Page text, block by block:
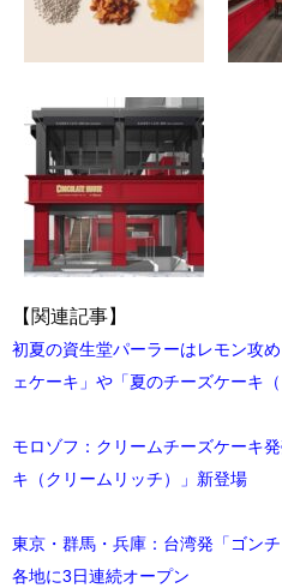
【関連記事】
初夏の資生堂パーラーはレモン攻
ェケーキ」や「夏のチーズケーキ
モロゾフ：クリームチーズケーキ
キ（クリームリッチ）」新登場
東京・群馬・兵庫：台湾発「ゴン
各地に3日連続オープン